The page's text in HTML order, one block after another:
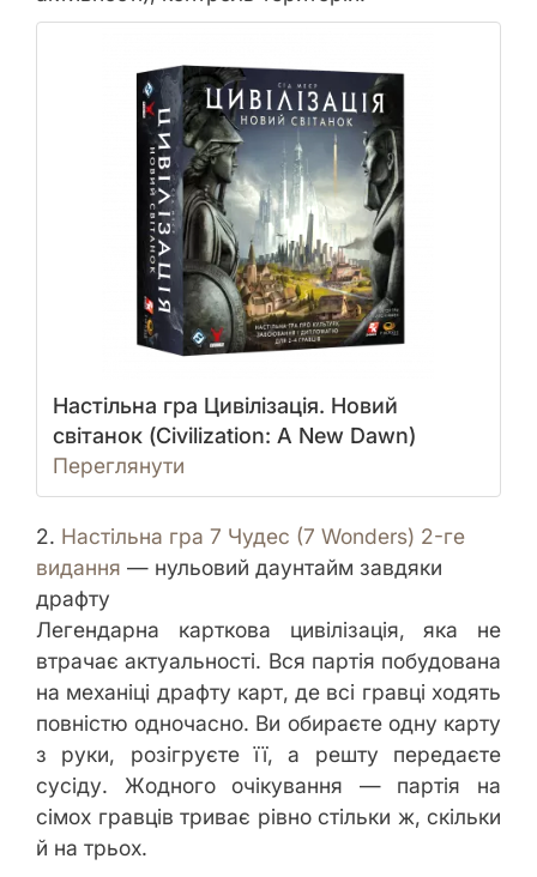
Настільна гра Цивілізація. Новий
світанок (Civilization: A New Dawn)
Переглянути
2. Настільна гра 7 Чудес (7 Wonders) 2-ге
видання — нульовий даунтайм завдяки
драфту
Легендарна карткова цивілізація, яка не
втрачає актуальності. Вся партія побудована
на механіці драфту карт, де всі гравці ходять
повністю одночасно. Ви обираєте одну карту
з руки, розігруєте її, а решту передаєте
сусіду. Жодного очікування — партія на
сімох гравців триває рівно стільки ж, скільки
й на трьох.